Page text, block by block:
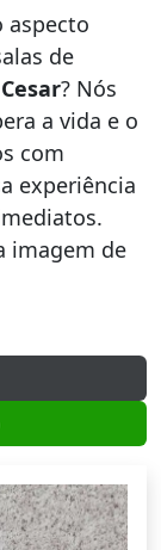
aspecto
de
? Nós
a vida e o
com
experiência
imagem de